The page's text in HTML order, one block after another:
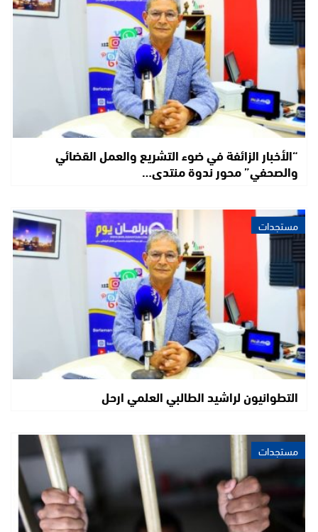
“الأخبار الزائفة في ضوء التشريع والعمل القضائي
والصحفي” محور ندوة منتدى…
مستجدات
التطوانيون لراشيد الطالبي العلمي ارحل
مستجدات